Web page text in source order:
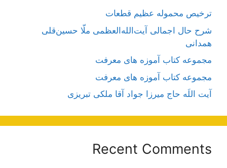
ترخیص محموله عظیم قطعات
شرح حال اجمالی آیت‌الله‌العظمی ملّا حسین‌قلی
همدانی
مجموعه کتاب آموزه های معرفت
مجموعه کتاب آموزه های معرفت
آیت اللَه حاج میرزا جواد آقا ملکی تبریزی
Recent Comments